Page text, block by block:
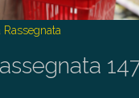
Rassegnata